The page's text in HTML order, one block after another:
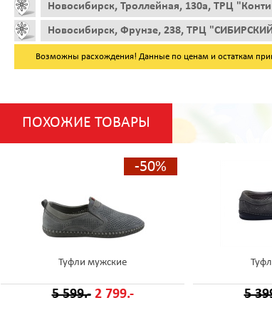
Новосибирск, Троллейная, 130а, ТРЦ
Новосибирск, Фрунзе, 238, ТРЦ
Возможны расхождения! Данные по ценам и остаткам
ПОХОЖИЕ ТОВАРЫ
-50%
Туфли мужские
5 599.- 2 799.- 5